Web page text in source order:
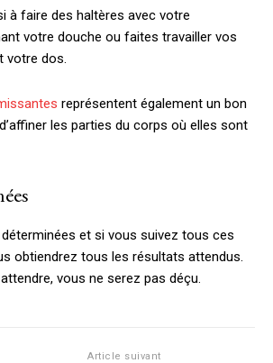
à faire des haltères avec votre
votre douche ou faites travailler vos
votre dos.
représentent également un bon
les parties du corps où elles sont
et si vous suivez tous ces
obtiendrez tous les résultats attendus.
vous ne serez pas déçu.
Article suivant